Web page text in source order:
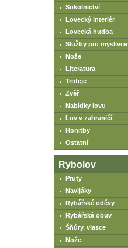
Sokolnictví
Lovecký interiér
Lovecká hudba
Služby pro myslivce
Nože
Literatura
Trofeje
Zvěř
Nabídky lovu
Lov v zahraničí
Honitby
Ostatní
Rybolov
Pruty
Navijáky
Rybářské oděvy
Rybářská obuv
Šňůry, vlasce
Nože